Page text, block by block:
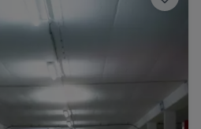
Lamborghini
Ford